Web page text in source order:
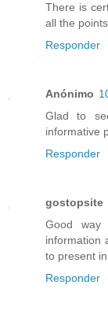
There is
all the
Responder
Anónimo
Glad to
informative
Responder
gostopsite
Good way
information
to present
Responder